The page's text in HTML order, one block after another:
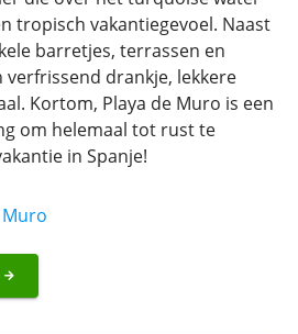
tropisch vakantiegevoel. Naast
barretjes, terrassen en
drankje, lekkere
Kortom, Playa de Muro is een
om helemaal tot rust te
in Spanje!
Muro